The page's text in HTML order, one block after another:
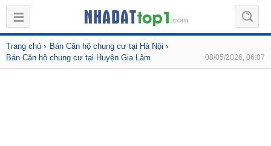
Trang chủ › Bán Căn hộ chung cư tại Hà Nội ›
Bán Căn hộ chung cư tại Huyện Gia Lâm 08/05/2026, 06:07